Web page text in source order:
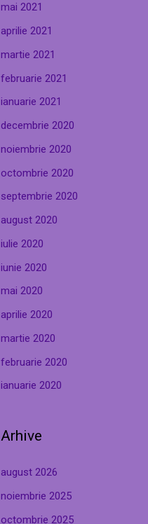
mai 2021
aprilie 2021
martie 2021
februarie 2021
ianuarie 2021
decembrie 2020
noiembrie 2020
octombrie 2020
septembrie 2020
august 2020
iulie 2020
iunie 2020
mai 2020
aprilie 2020
martie 2020
februarie 2020
ianuarie 2020
Arhive
august 2026
noiembrie 2025
octombrie 2025